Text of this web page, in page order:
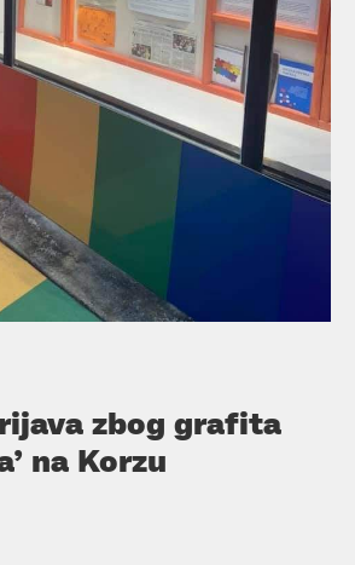
zbog grafita
na Korzu